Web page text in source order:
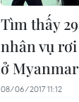
Tìm thấy
nhân vụ
ở Myanmar
08/06/2017 11:12